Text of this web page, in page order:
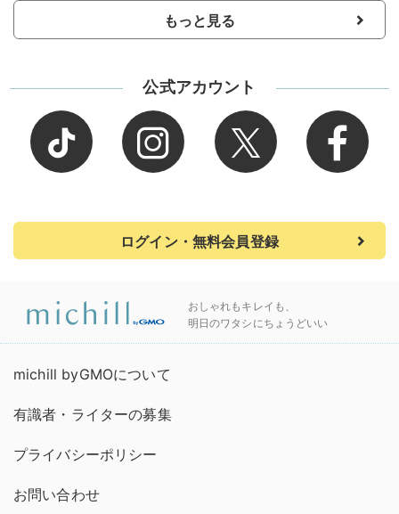
もっと見る
公式アカウント
ログイン・無料会員登録
おしゃれもキレイも、
明日のワタシにちょうどいい
michill byGMOについて
有識者・ライターの募集
プライバシーポリシー
お問い合わせ